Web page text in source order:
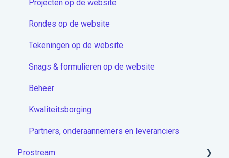
Extra
Docstream App
Koppelingen
Overige artikelen
Projecten op de website
Rondes op de website
Tekeningen op de website
Snags & formulieren op de website
Beheer
Kwaliteitsborging
Partners, onderaannemers en leveranciers
Prostream